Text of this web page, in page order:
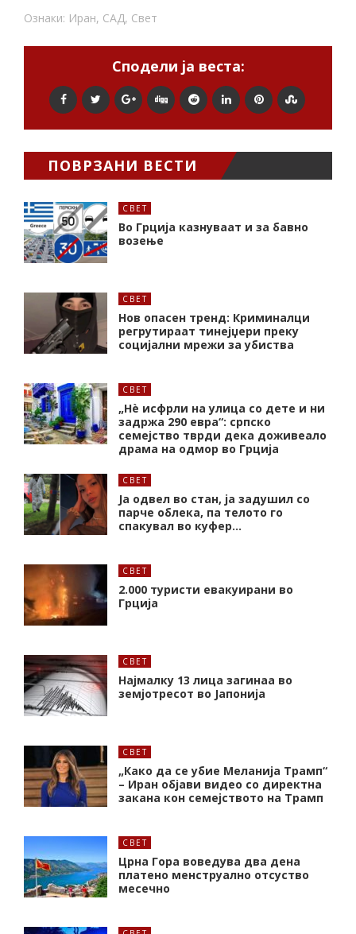
Ознаки: Иран, САД, Свет
Сподели ја веста:
ПОВРЗАНИ ВЕСТИ
СВЕТ
Во Грција казнуваат и за бавно
возење
СВЕТ
Нов опасен тренд: Криминалци
регрутираат тинејџери преку
социјални мрежи за убиства
СВЕТ
„Нѐ исфрли на улица со дете и ни
задржа 290 евра“: српско
семејство тврди дека доживеало
драма на одмор во Грција
СВЕТ
Ја одвел во стан, ја задушил со
парче облека, па телото го
спакувал во куфер…
СВЕТ
2.000 туристи евакуирани во
Грција
СВЕТ
Најмалку 13 лица загинаа во
земјотресот во Јапонија
СВЕТ
„Како да се убие Меланија Трамп“
– Иран објави видео со директна
закана кон семејството на Трамп
СВЕТ
Црна Гора воведува два дена
платено менструално отсуство
месечно